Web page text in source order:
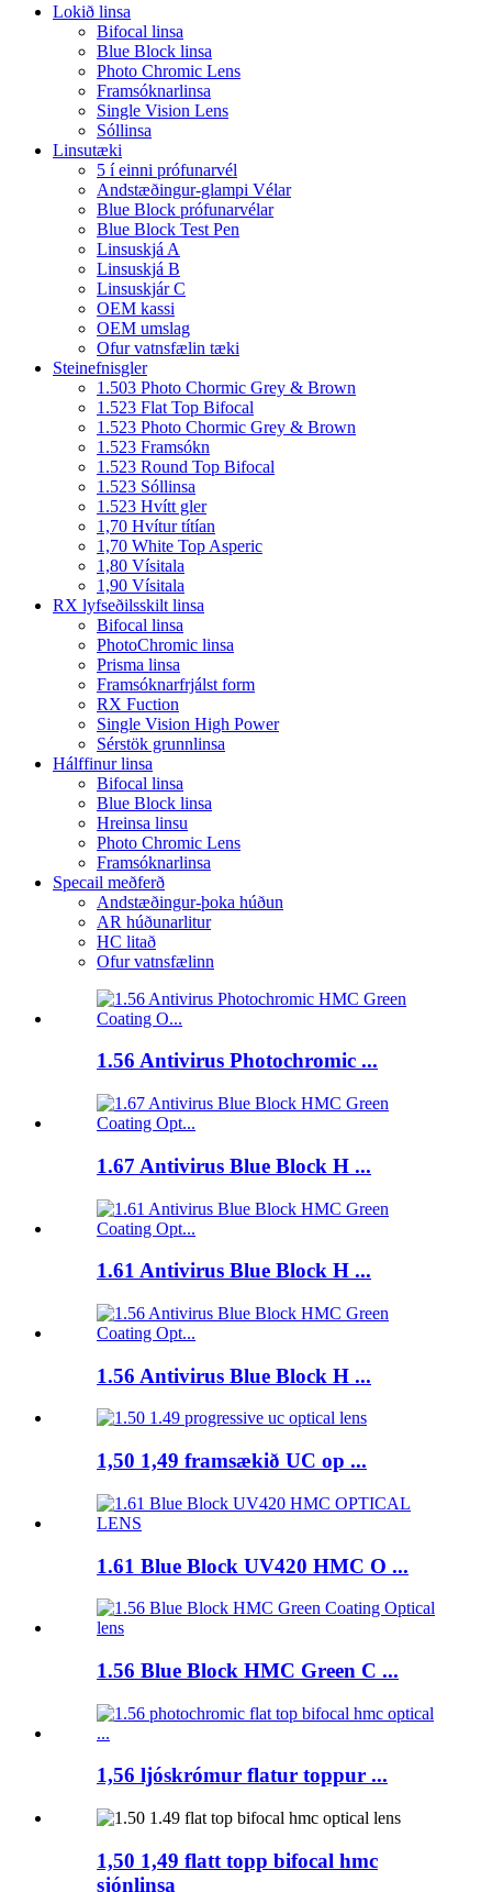
Lokið linsa
Bifocal linsa
Blue Block linsa
Photo Chromic Lens
Framsóknarlinsa
Single Vision Lens
Sóllinsa
Linsutæki
5 í einni prófunarvél
Andstæðingur-glampi Vélar
Blue Block prófunarvélar
Blue Block Test Pen
Linsuskjá A
Linsuskjá B
Linsuskjár C
OEM kassi
OEM umslag
Ofur vatnsfælin tæki
Steinefnisgler
1.503 Photo Chormic Grey & Brown
1.523 Flat Top Bifocal
1.523 Photo Chormic Grey & Brown
1.523 Framsókn
1.523 Round Top Bifocal
1.523 Sóllinsa
1.523 Hvítt gler
1,70 Hvítur títían
1,70 White Top Asperic
1,80 Vísitala
1,90 Vísitala
RX lyfseðilsskilt linsa
Bifocal linsa
PhotoChromic linsa
Prisma linsa
Framsóknarfrjálst form
RX Fuction
Single Vision High Power
Sérstök grunnlinsa
Hálffinur linsa
Bifocal linsa
Blue Block linsa
Hreinsa linsu
Photo Chromic Lens
Framsóknarlinsa
Specail meðferð
Andstæðingur-þoka húðun
AR húðunarlitur
HC litað
Ofur vatnsfælinn
1.56 Antivirus Photochromic ...
1.67 Antivirus Blue Block H ...
1.61 Antivirus Blue Block H ...
1.56 Antivirus Blue Block H ...
1,50 1,49 framsækið UC op ...
1.61 Blue Block UV420 HMC O ...
1.56 Blue Block HMC Green C ...
1,56 ljóskrómur flatur toppur ...
1,50 1,49 flatt topp bifocal hmc
sjónlinsa